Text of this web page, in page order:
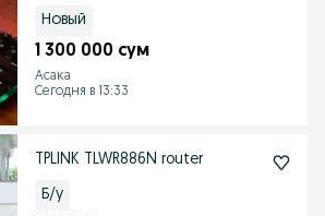
Новый
1 300 000 сум
Асака
Сегодня в 13:33
TPLINK TLWR886N router
Б/у